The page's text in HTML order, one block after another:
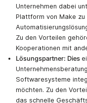
Unternehmen dabei
Plattform von Make
Zu den Vorteilen
Kooperationen mit
Lösungspartner: Dies
Softwaresysteme
möchten. Zu den
das schnelle